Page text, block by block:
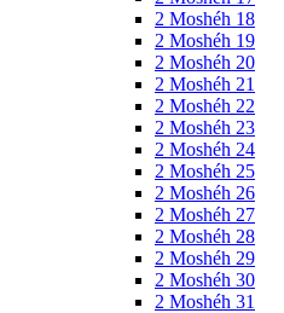
2 Moshéh 18
2 Moshéh 19
2 Moshéh 20
2 Moshéh 21
2 Moshéh 22
2 Moshéh 23
2 Moshéh 24
2 Moshéh 25
2 Moshéh 26
2 Moshéh 27
2 Moshéh 28
2 Moshéh 29
2 Moshéh 30
2 Moshéh 31